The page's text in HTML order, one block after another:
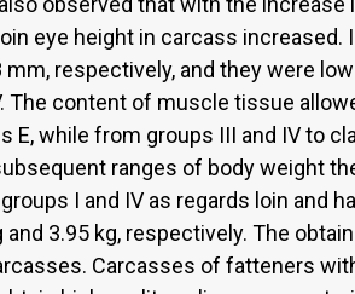
eye height in carcass increased.
respectively, and they were
The content of muscle tissue
while from groups III and IV to
ranges of body weight
I and IV as regards loin and
3.95 kg, respectively. The
Carcasses of fatteners